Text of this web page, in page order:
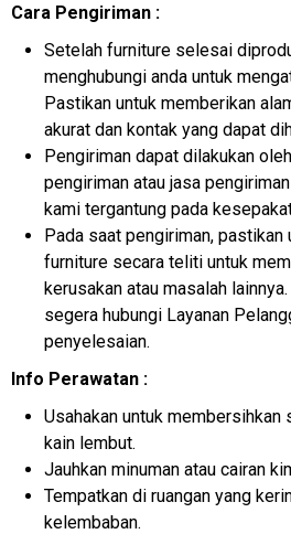
Cara Pengiriman :
Setelah furniture selesai
menghubungi anda untuk
Pastikan untuk memberikan
akurat dan kontak yang dapat
Pengiriman dapat dilakukan
pengiriman atau jasa
kami tergantung pada
Pada saat pengiriman, pastikan
furniture secara teliti untuk
kerusakan atau masalah
segera hubungi Layanan
penyelesaian.
Info Perawatan :
Usahakan untuk membersihkan
kain lembut.
Jauhkan minuman atau cairan
Tempatkan di ruangan yang
kelembaban.